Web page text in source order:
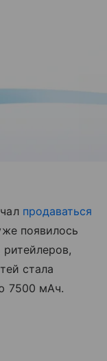
продаваться
появилось
стала
7500 мАч.